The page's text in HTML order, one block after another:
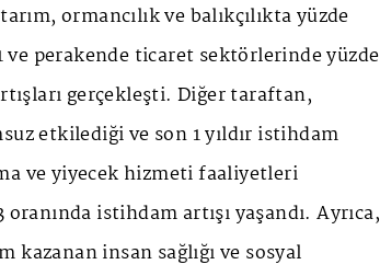
ormancılık ve balıkçılıkta yüzde
ve perakende ticaret sektörlerinde yüzde
gerçekleşti. Diğer taraftan,
etkilediği ve son 1 yıldır istihdam
ve yiyecek hizmeti faaliyetleri
istihdam artışı yaşandı. Ayrıca,
kazanan insan sağlığı ve sosyal